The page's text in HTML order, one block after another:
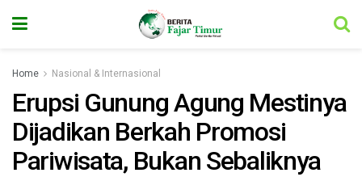
Home Nasional & Internasional
Erupsi Gunung Agung Mestinya
Dijadikan Berkah Promosi
Pariwisata, Bukan Sebaliknya